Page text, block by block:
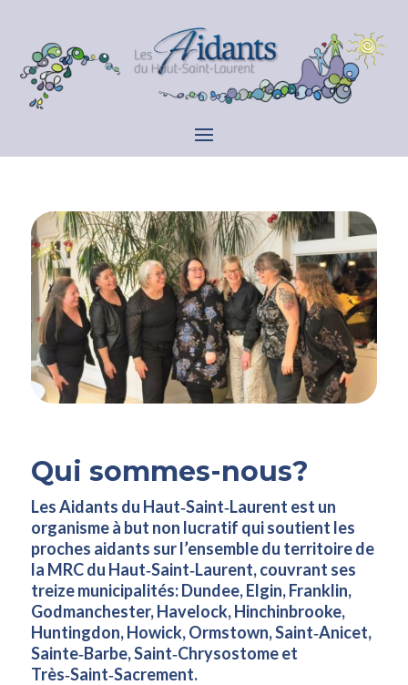
Qui sommes-nous?
Les Aidants du Haut‑Saint‑Laurent est un
organisme à but non lucratif qui soutient les
proches aidants sur l’ensemble du territoire de
la MRC du Haut‑Saint‑Laurent, couvrant ses
treize municipalités: Dundee, Elgin, Franklin,
Godmanchester, Havelock, Hinchinbrooke,
Huntingdon, Howick, Ormstown, Saint‑Anicet,
Sainte‑Barbe, Saint‑Chrysostome et
Très‑Saint‑Sacrement.